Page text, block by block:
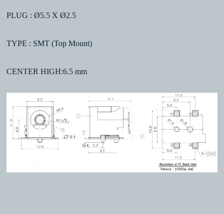
PLUG : Ø5.5 X Ø2.5
TYPE : SMT (Top Mount)
CENTER HIGH:6.5 mm